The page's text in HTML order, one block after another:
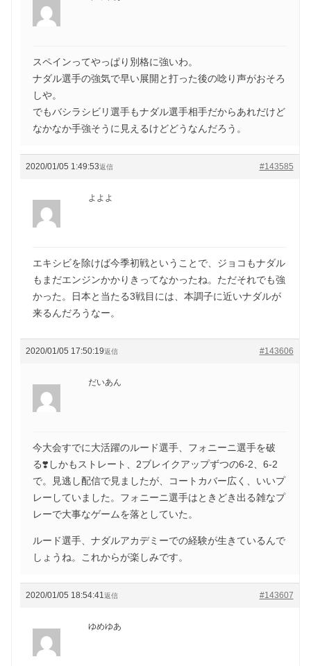
スペインってやっぱり別格に強いわ。
ナダル選手の強気で早い展開と打った後の唸り声がおそろ
しや。
でもバシラシビリ選手もナダル選手相手だからあれだけど
なかなか手強そうに見えるけどどうなんだろう。
2020/01/05 1:49:53 #143585
返信
よよよ
エキシビを除けば今季初戦ということで、ジョコもナダル
もまだエンジンかかりきってなかったね。ただそれでも強
かった。日本と当たる3戦目には、本調子に近いナダルが
来るんだろうなー。
2020/01/05 17:50:19 #143606
返信
だいあん
今大会すでに大活躍のルード選手、フォニーニ選手を破
る❣️しかもストレート、2ブレイクアップずつの6-2、6-2
で。見逃し配信で見ましたが、コートカバー広く、いいプ
レーしていました。フォニーニ選手はときどき出る雑なプ
レーで大事なゲームを落としていた。
ルード選手、ナダルアカデミーでの経験が生きているんで
しょうね。これからが楽しみです。
2020/01/05 18:54:41 #143607
返信
ゆめゆあ